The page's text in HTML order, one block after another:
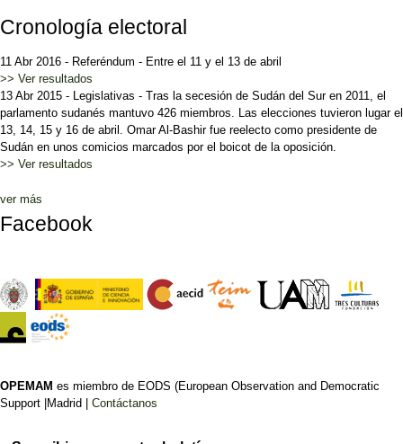
Cronología electoral
11 Abr 2016 - Referéndum - Entre el 11 y el 13 de abril
>> Ver resultados
13 Abr 2015 - Legislativas - Tras la secesión de Sudán del Sur en 2011, el
parlamento sudanés mantuvo 426 miembros. Las elecciones tuvieron lugar el
13, 14, 15 y 16 de abril. Omar Al-Bashir fue reelecto como presidente de
Sudán en unos comicios marcados por el boicot de la oposición.
>> Ver resultados
ver más
Facebook
OPEMAM es miembro de EODS (European Observation and Democratic
Support |Madrid | Contáctanos